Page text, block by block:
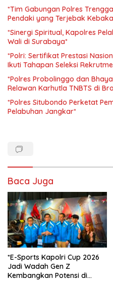
*Tim Gabungan Polres
Pendaki yang Terjebak
*Sinergi Spiritual, Kapolres
Wali di Surabaya*
*Polri: Sertifikat Prestasi
Ikuti Tahapan Seleksi
*Polres Probolinggo dan
Relawan Karhutla TNBTS di
*Polres Situbondo Perketat
Pelabuhan Jangkar*
Baca Juga
*E-Sports Kapolri Cup 2026
Jadi Wadah Gen Z
Kembangkan Potensi di